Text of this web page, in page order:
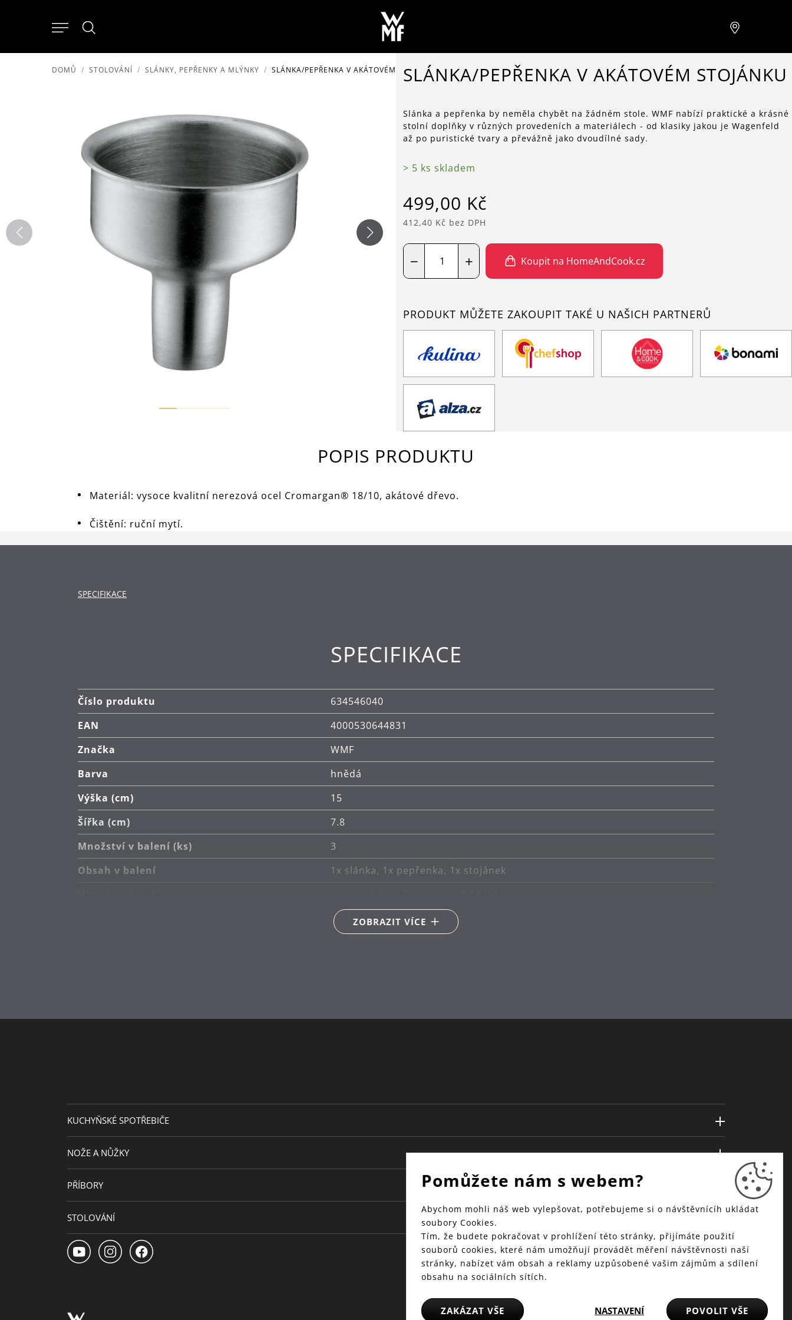
DOMŮ STOLOVÁNÍ SLÁNKY, PEPŘENKY A MLÝNKY SLÁNKA/PEPŘENKA V AKÁTOVÉM STOJÁNKUSLÁNKA/PEPŘENKA V AKÁTOVÉM STOJÁNKU
Slánka a pepřenka by neměla chybět na žádném stole. WMF nabízí praktické a krásné
stolní doplňky v různých provedeních a materiálech - od klasiky jakou je Wagenfeld
až po puristické tvary a převážně jako dvoudílné sady.
> 5 ks skladem
499,00 Kč
412,40 Kč bez DPH
+
− Koupit na HomeAndCook.cz
PRODUKT MŮŽETE ZAKOUPIT TAKÉ U NAŠICH PARTNERŮ
POPIS PRODUKTU
Materiál: vysoce kvalitní nerezová ocel Cromargan® 18/10, akátové dřevo.
Čištění: ruční mytí.
SPECIFIKACE
SPECIFIKACE
Číslo produktu
634546040
EAN
4000530644831
Značka
WMF
Barva
hnědá
Výška (cm)
15
Šířka (cm)
7.8
Množství v balení (ks)
3
Obsah v balení
1x slánka, 1x pepřenka, 1x stojánek
ruční mytí
ZOBRAZIT VÍCE
KUCHYŇSKÉ SPOTŘEBIČE
NOŽE A NŮŽKY
PŘÍBORY
STOLOVÁNÍ
Pomůžete nám s webem?
Abychom mohli náš web vylepšovat, potřebujeme si o návštěvnícíh ukládat
soubory Cookies.
Tím, že budete pokračovat v prohlížení této stránky, přijímáte použití
souborů cookies, které nám umožňují provádět měření návštěvnosti naší
stránky, nabízet vám obsah a reklamy uzpůsobené vašim zájmům a sdílení
obsahu na sociálních sítích.
ZAKÁZAT VŠE NASTAVENÍ POVOLIT VŠE